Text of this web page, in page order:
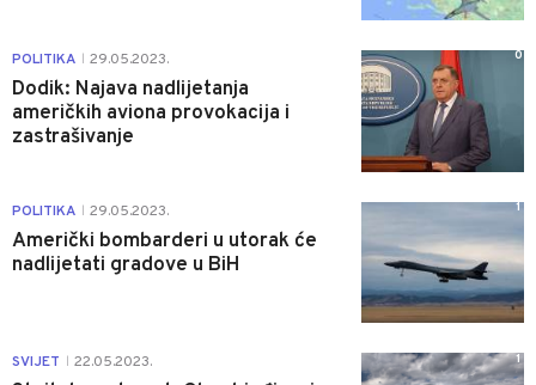
POLITIKA 29.05.2023.
Dodik: Najava nadlijetanja
američkih aviona provokacija i
zastrašivanje
0
POLITIKA 29.05.2023.
Američki bombarderi u utorak će
nadlijetati gradove u BiH
1
SVIJET 22.05.2023. 1